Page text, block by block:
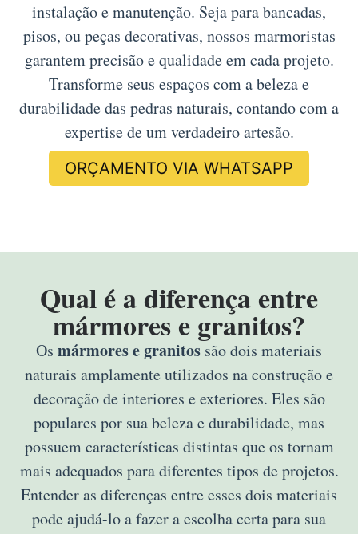
instalação e manutenção. Seja para bancadas,
pisos, ou peças decorativas, nossos marmoristas
garantem precisão e qualidade em cada projeto.
Transforme seus espaços com a beleza e
durabilidade das pedras naturais, contando com a
expertise de um verdadeiro artesão.
ORÇAMENTO VIA WHATSAPP
Qual é a diferença entre
mármores e granitos?
Os mármores e granitos são dois materiais
naturais amplamente utilizados na construção e
decoração de interiores e exteriores. Eles são
populares por sua beleza e durabilidade, mas
possuem características distintas que os tornam
mais adequados para diferentes tipos de projetos.
Entender as diferenças entre esses dois materiais
pode ajudá-lo a fazer a escolha certa para sua